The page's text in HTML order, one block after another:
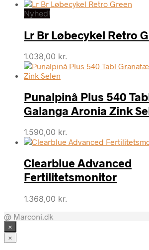
Nyhed!
Lr Br Løbecykel Retro
1.038,00 kr.
Punalpinâ Plus 540
Galanga Aronia Zink
1.590,00 kr.
Clearblue Advanced
Fertilitetsmonitor
1.368,00 kr.
@ Marconi.dk
×
×